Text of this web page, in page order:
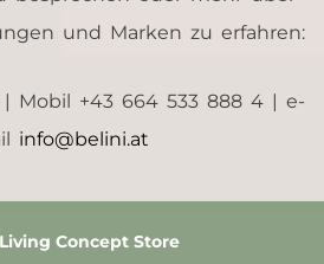
und Marken zu erfahren:
| Mobil +43 664 533 888 4 | e-
info@belini.at
Concept Store